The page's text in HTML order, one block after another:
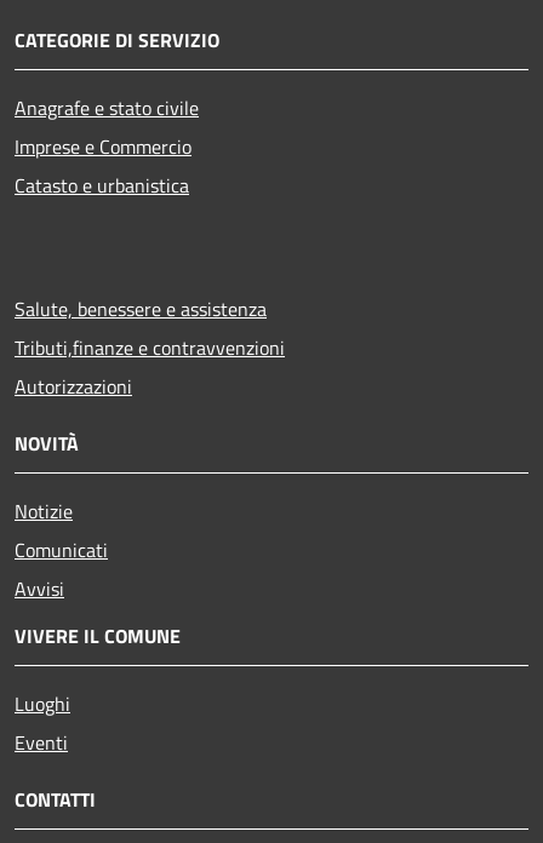
CATEGORIE DI SERVIZIO
Anagrafe e stato civile
Imprese e Commercio
Catasto e urbanistica
Salute, benessere e assistenza
Tributi,finanze e contravvenzioni
Autorizzazioni
NOVITÀ
Notizie
Comunicati
Avvisi
VIVERE IL COMUNE
Luoghi
Eventi
CONTATTI